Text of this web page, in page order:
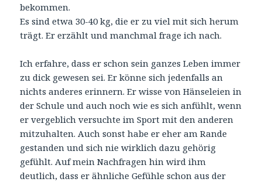
bekommen.
Es sind etwa 30-40 kg, die er zu viel mit sich herum
trägt. Er erzählt und manchmal frage ich nach.
Ich erfahre, dass er schon sein ganzes Leben immer
zu dick gewesen sei. Er könne sich jedenfalls an
nichts anderes erinnern. Er wisse von Hänseleien in
der Schule und auch noch wie es sich anfühlt, wenn
er vergeblich versuchte im Sport mit den anderen
mitzuhalten. Auch sonst habe er eher am Rande
gestanden und sich nie wirklich dazu gehörig
gefühlt. Auf mein Nachfragen hin wird ihm
deutlich, dass er ähnliche Gefühle schon aus der